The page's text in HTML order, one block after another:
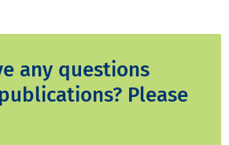
any questions
Please